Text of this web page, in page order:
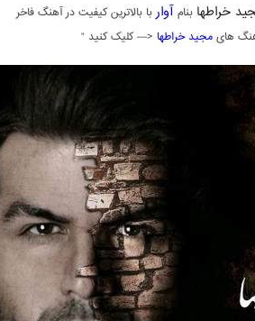
خراطها بنام آواربا بالاترین کیفیت در آهنگ فاخر
هایمجید خراطها <— کلیک کنید “